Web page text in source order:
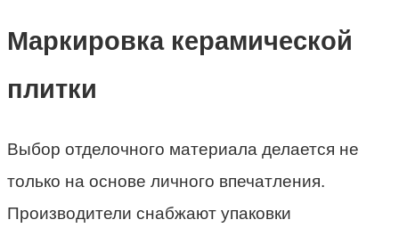
Маркировка керамической
плитки
Выбор отделочного материала делается не
только на основе личного впечатления.
Производители снабжают упаковки